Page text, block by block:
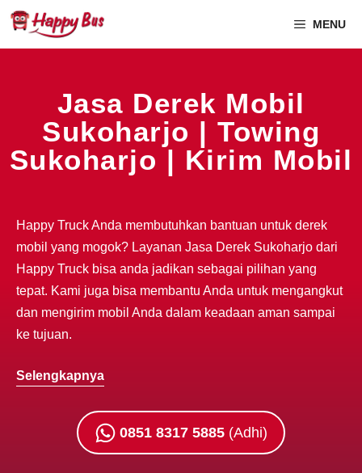
MENU
Jasa Derek Mobil
Sukoharjo | Towing
Sukoharjo | Kirim Mobil
Happy Truck Anda membutuhkan bantuan untuk derek
mobil yang mogok? Layanan Jasa Derek Sukoharjo dari
Happy Truck bisa anda jadikan sebagai pilihan yang
tepat. Kami juga bisa membantu Anda untuk mengangkut
dan mengirim mobil Anda dalam keadaan aman sampai
ke tujuan.
Selengkapnya
0851 8317 5885 (Adhi)